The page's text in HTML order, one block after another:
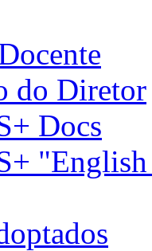
do Diretor
Docs